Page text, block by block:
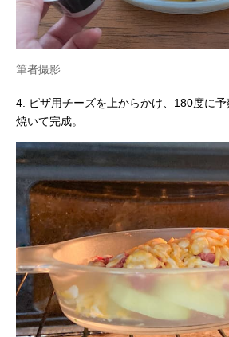
筆者撮影
4. ピザ用チーズを上からかけ、180度に
焼いて完成。